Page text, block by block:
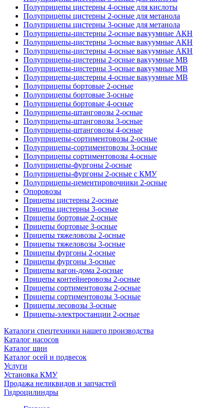
Полуприцепы цистерны 4-осные для кислоты
Полуприцепы цистерны 2-осные для метанола
Полуприцепы цистерны 3-осные для метанола
Полуприцепы-цистерны 2-осные вакуумные АКН
Полуприцепы-цистерны 3-осные вакуумные АКН
Полуприцепы-цистерны 4-осные вакуумные АКН
Полуприцепы-цистерны 2-осные вакуумные МВ
Полуприцепы-цистерны 3-осные вакуумные МВ
Полуприцепы-цистерны 4-осные вакуумные МВ
Полуприцепы бортовые 2-осные
Полуприцепы бортовые 3-осные
Полуприцепы бортовые 4-осные
Полуприцепы-штанговозы 2-осные
Полуприцепы-штанговозы 3-осные
Полуприцепы-штанговозы 4-осные
Полуприцепы-сортиментовозы 2-осные
Полуприцепы-сортиментовозы 3-осные
Полуприцепы сортиментовозы 4-осные
Полуприцепы-фургоны 2-осные
Полуприцепы-фургоны 2-осные с КМУ
Полуприцепы-цементировочники 2-осные
Опоровозы
Прицепы цистерны 2-осные
Прицепы цистерны 3-осные
Прицепы бортовые 2-осные
Прицепы бортовые 3-осные
Прицепы тяжеловозы 2-осные
Прицепы тяжеловозы 3-осные
Прицепы фургоны 2-осные
Прицепы фургоны 3-осные
Прицепы вагон-дома 2-осные
Прицепы контейнеровозы 2-осные
Прицепы сортиментовозы 2-осные
Прицепы сортиментовозы 3-осные
Прицепы лесовозы 3-осные
Прицепы-электростанции 2-осные
Каталоги спецтехники нашего производства
Каталог насосов
Каталог шин
Каталог осей и подвесок
Услуги
Установка КМУ
Продажа неликвидов и запчастей
Гидроцилиндры